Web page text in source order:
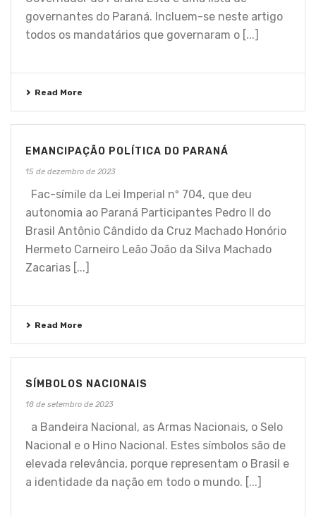
governantes do Paraná. Incluem-se neste artigo
todos os mandatários que governaram o [...]
Read More
EMANCIPAÇÃO POLÍTICA DO PARANÁ
15 de dezembro de 2023
Fac-símile da Lei Imperial nº 704, que deu
autonomia ao Paraná Participantes Pedro II do
Brasil Antônio Cândido da Cruz Machado Honório
Hermeto Carneiro Leão João da Silva Machado
Zacarias [...]
Read More
SÍMBOLOS NACIONAIS
18 de setembro de 2023
a Bandeira Nacional, as Armas Nacionais, o Selo
Nacional e o Hino Nacional. Estes símbolos são de
elevada relevância, porque representam o Brasil e
a identidade da nação em todo o mundo. [...]